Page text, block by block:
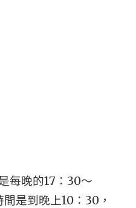
每晚的17：30～
是到晚上10：30，